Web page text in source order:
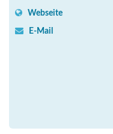
Webseite
E-Mail